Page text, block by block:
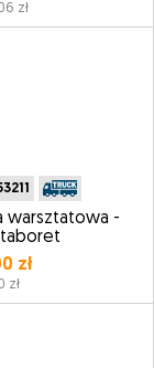
zł
warsztatowa -
taboret
zł
zł